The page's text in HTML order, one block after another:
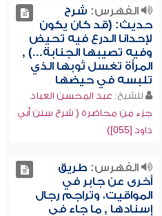
الفهرس: شرح
حديث: (قد كان يكون
لإحدانا الدرع فيه تحيض
وفيه تصيبها الجنابة...) ,
المرأة تغسل ثوبها الذي
تلبسه في حيضها
للشيخ: عبد المحسن العباد
جزء من محاضرة ( شرح سنن أبي
داود [055])
الفهرس: طريق
أخرى عن جابر في
المواقيت، وتراجم رجال
إسنادها , ما جاء في